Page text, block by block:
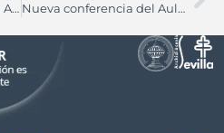
Galería: Quinario Quinta Angustia 2015 Nueva conferencia del Aula de Cultura Sacra